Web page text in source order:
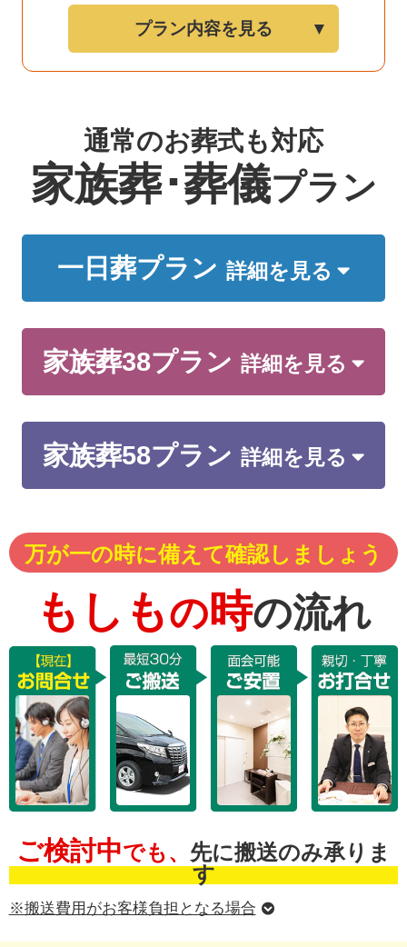
プラン内容を見る
通常のお葬式も対応
家族葬･葬儀プラン
一日葬プラン 詳細を見る
家族葬38プラン 詳細を見る
家族葬58プラン 詳細を見る
万が一の時に備えて確認しましょう
もしもの時の流れ
ご検討中でも、 先に搬送のみ承りま
す
※搬送費用がお客様負担となる場合